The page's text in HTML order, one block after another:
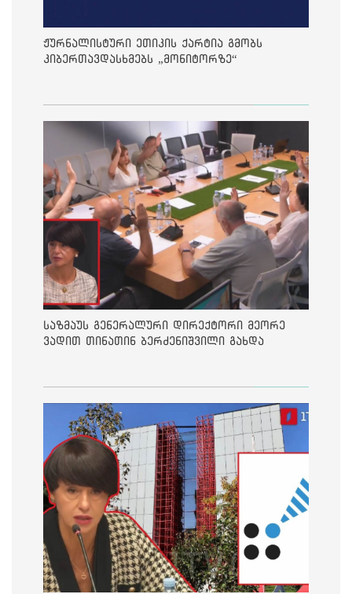
ჟურნალისტური ეთიკის ქარტია გმობს
კიბერთავდასხმებს „მონიტორზე“
საზმაუს გენერალური დირექტორი მეორე
ვადით თინათინ ბერძენიშვილი გახდა